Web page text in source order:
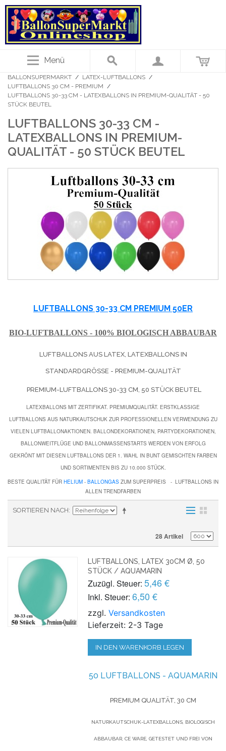
Menü
BALLONSUPERMARKT / LATEX-LUFTBALLONS /
LUFTBALLONS 30 CM - PREMIUM /
LUFTBALLONS 30-33 CM - LATEXBALLONS IN PREMIUM-QUALITÄT - 50
STÜCK BEUTEL
LUFTBALLONS 30-33 CM -
LATEXBALLONS IN PREMIUM-
QUALITÄT - 50 STÜCK BEUTEL
LUFTBALLONS 30-33 CM PREMIUM 50ER
BIO-LUFTBALLONS - 100% BIOLOGISCH ABBAUBAR
LUFTBALLONS AUS LATEX, LATEXBALLONS IN
STANDARDGRÖSSE - PREMIUM-QUALITÄT
PREMIUM-LUFTBALLONS 30-33 CM, 50 STÜCK BEUTEL
LATEXBALLONS MIT ZERTIFIKAT. PREMIUMQUALITÄT. ERSTKLASSIGE
LUFTBALLONS AUS NATURKAUTSCHUK ZUR PROFESSIONELLEN VERWENDUNG ZU
VIELEN LUFTBALLONAKTIONEN. BALLONDEKORATIONEN, PARTYDEKORATIONEN,
BALLONWEITFLÜGE UND BALLONMASSENSTARTS WERDEN VON ERFOLG
GEKRÖNT MIT DIESEN LUFTBALLONS DER 1. WAHL IN BUNT GEMISCHTEN FARBEN
UND SORTIMENTEN BIS ZU 10.000 STÜCK.
BESTE QUALITÄT FÜR HELIUM - BALLONGAS ZUM SUPERPREIS - LUFTBALLONS IN
ALLEN TRENDFARBEN
SORTIEREN NACH
28 Artikel
LUFTBALLONS, LATEX 30CM Ø, 50
STÜCK / AQUAMARIN
Zuzügl. Steuer: 5,46 €
Inkl. Steuer: 6,50 €
zzgl.Versandkosten
Lieferzeit: 2-3 Tage
IN DEN WARENKORB LEGEN
50 LUFTBALLONS - AQUAMARIN
PREMIUM QUALITÄT, 30 CM
NATURKAUTSCHUK-LATEXBALLONS, BIOLOGISCH
ABBAUBAR, CE WARE, GETESTET UND FREI VON